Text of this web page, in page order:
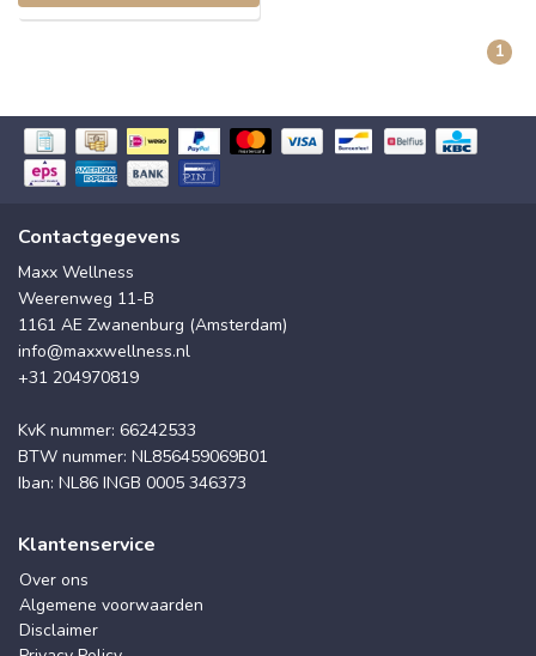
1
Contactgegevens
Maxx Wellness
Weerenweg 11-B
1161 AE Zwanenburg (Amsterdam)
info@maxxwellness.nl
+31 204970819
KvK nummer: 66242533
BTW nummer: NL856459069B01
Iban: NL86 INGB 0005 346373
Klantenservice
Over ons
Algemene voorwaarden
Disclaimer